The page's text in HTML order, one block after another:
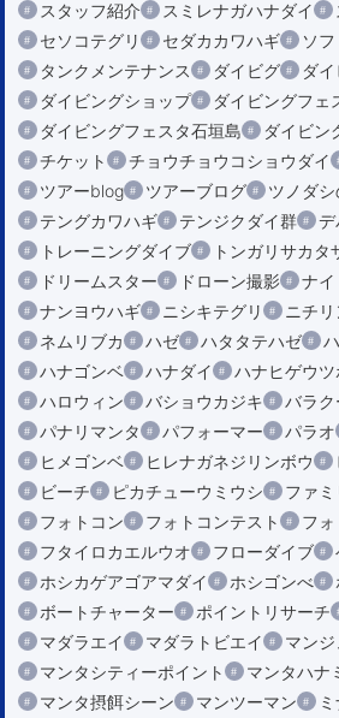
スタッフ紹介
スミレナガハナダイ
セソコテグリ
セダカカワハギ
ソ
タンクメンテナンス
ダイビグ
ダ
ダイビングショップ
ダイビングフェ
ダイビングフェスタ石垣島
ダイビン
チケット
チョウチョウコショウダイ
ツアーblog
ツアーブログ
ツノダ
テングカワハギ
テンジクダイ群
デ
トレーニングダイブ
トンガリサカタ
ドリームスター
ドローン撮影 ナ
ナンヨウハギ
ニシキテグリ
ニチ
ネムリブカ
ハゼ ハタタテハゼ
ハナゴンベ
ハナダイ ハナヒゲウツ
ハロウィン
バショウカジキ バラ
パナリマンタ
パフォーマー パラオ
ヒメゴンベ
ヒレナガネジリンボウ
ビーチ
ピカチューウミウシ ファミ
フォトコン
フォトコンテスト
フ
フタイロカエルウオ
フローダイブ
ホシカゲアゴアマダイ
ホシゴンべ
ボートチャーター
ポイントリサーチ
マダラエイ
マダラトビエイ マン
マンタシティーポイント
マンタハナ
マンタ摂餌シーン
マンツーマン